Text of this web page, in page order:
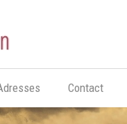
Contact